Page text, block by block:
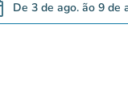
De 3 de ago. ão 9 de
o calendário para